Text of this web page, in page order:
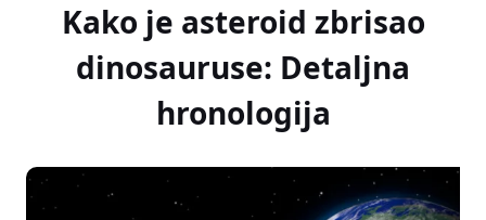
Kako je asteroid zbrisao
dinosauruse: Detaljna
hronologija